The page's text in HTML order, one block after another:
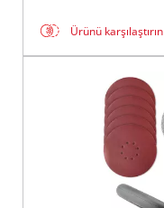
Ürünü karşılaştırın